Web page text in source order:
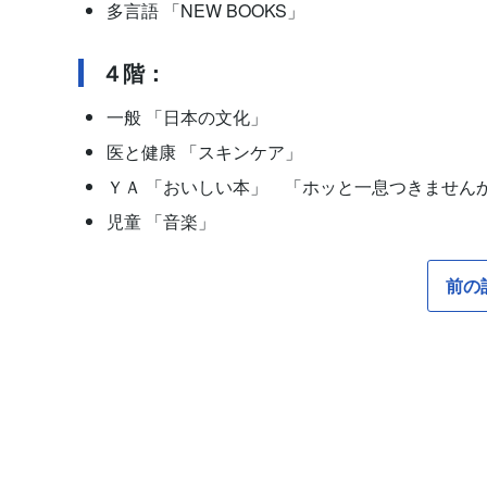
多言語 「NEW BOOKS」
４階：
一般 「日本の文化」
医と健康 「スキンケア」
ＹＡ 「おいしい本」 「ホッと一息つきません
児童 「音楽」
前の